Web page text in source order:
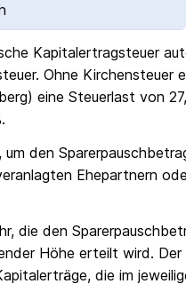
Kapital­ertrag­steuer
Ohne
eine Steuerlast von
den
Ehepartnern
die den
Höhe erteilt wird.
die im